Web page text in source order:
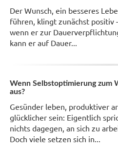
Der Wunsch, ein besseres
führen, klingt zunächst positiv
wenn er zur
kann er auf Dauer...
Wenn Selbstoptimierung zum
aus?
Gesünder leben, produktiver
glücklicher sein: Eigentlich
nichts dagegen, an sich zu
Doch viele setzen sich in...